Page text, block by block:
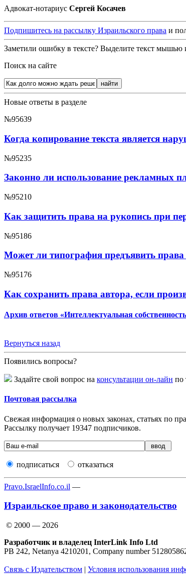
Адвокат-нотариус Сергей Косачев
Подпишитесь на рассылку Израильского права и
Заметили ошибку в тексте? Выделите текст
Поиск на сайте
Новые ответы в разделе
№95639
Когда копирование текста является
№95235
Законно ли использование рекламных
№95210
Как защитить права на рукопись при
№95186
Может ли типография предъявить
№95176
Как сохранить права автора, если
Архив ответов «Интеллектуальная
Вернуться назад
Появились вопросы?
Задайте свой вопрос на консультации он-лайн по
Почтовая рассылка
Свежая информация о новых законах, статьях по
Рассылку получает 19347 подписчиков.
подписаться отказаться
Pravo.IsraelInfo.co.il —
Израильское право и законодательство
© 2000 — 2026
Разработчик и владелец InterLink Info Ltd
PB 242, Netanya 4210201, Company number
Связь с Издательством | Условия использования